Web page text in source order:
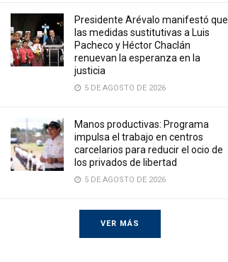
Presidente Arévalo manifestó que
las medidas sustitutivas a Luis
Pacheco y Héctor Chaclán
renuevan la esperanza en la
justicia
5 DE AGOSTO DE 2026
Manos productivas: Programa
impulsa el trabajo en centros
carcelarios para reducir el ocio de
los privados de libertad
5 DE AGOSTO DE 2026
VER MÁS